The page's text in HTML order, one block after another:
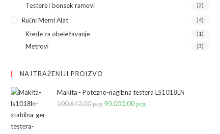
Testere i bonsek ramovi (2)
Ručni Merni Alat (4)
Krede za obeležavanje (1)
Metrovi (3)
NAJTRAŽENIJI PROIZVO
Makita - Potezno-nagibna testera LS1018LN
100.642,00рсд Originalna
90.000,00рсд